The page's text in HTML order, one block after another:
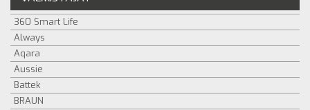
360 Smart Life
Always
Aqara
Aussie
Battek
BRAUN